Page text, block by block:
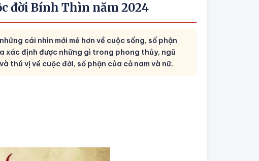
đời Bính Thìn năm 2024
cái nhìn mới mẻ hơn về cuộc sống, số phận
xác định được những gì trong phong thủy, ngũ
thú vị về cuộc đời, số phận của cả nam và nữ.